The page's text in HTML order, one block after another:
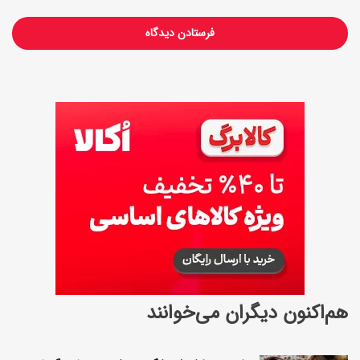
ت
هم‌اکنون دیگران می‌خوانند